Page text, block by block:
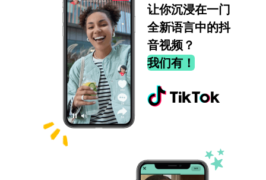
让你沉浸在一门
全新语言中的抖
音视频？
我们有！